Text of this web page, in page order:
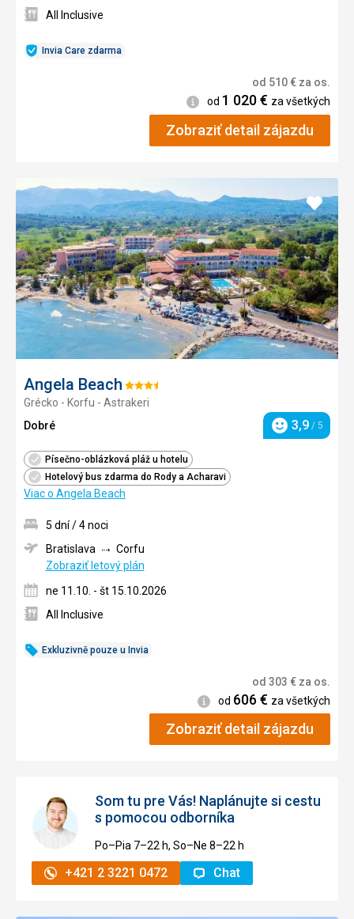
Invia Care zdarma
All Inclusive
od 510€ za os.
Informácie
od 1 020€ za všetkých
Zobraziť detail zájazdu
Angela Beach Hodnotenie:
3.5/5
Grécko - Korfu - Astrakeri
Dobré
Hodnotenie
3,9 / 5
Písečno-oblázková pláž u hotelu
Hotelový bus zdarma do Rody a Acharavi
Viac o Angela Beach
Pridať
do
Exkluzivně pouze u Invia
5 dní / 4 noci
Bratislava
Corfu
Zobraziť letový plán
ne 11.10. - št 15.10.2026
All Inclusive
od 303 € za os.
Informácie
od 606€ za všetkých
Zobraziť detail zájazdu
Som tu pre Vás! Naplánujte si cestu
s pomocou odborníka
Po–Pia 7–⁠⁠⁠⁠⁠⁠22 h, So–Ne 8–⁠⁠⁠⁠⁠⁠22 h
+421 2 3221 0472 Chat